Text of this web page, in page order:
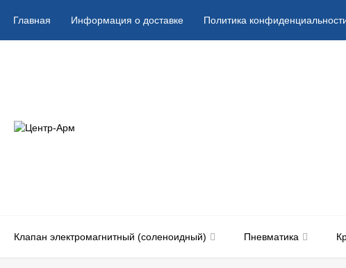
Главная Информация о доставке Политика
Клапан электромагнитный (соленоидный) Пневматика